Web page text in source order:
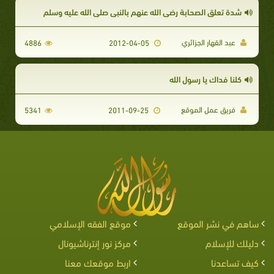
شدة تعلق الصحابة رضي الله عنهم بالنبي صلى الله عليه وسلم
عبد القهار الجزائري 4886
كلنا فداك يا رسول الله
فريق عمل الموقع 5341
ساهم في نشر الموقع
موقع الفقه الإسلامي
دليلك للإسلام
مركز نور إنترناشيونال
كيف تساعدنا
اربط موقعك معنا